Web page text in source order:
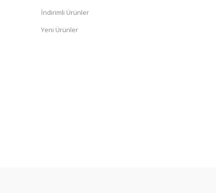
İndirimli Ürünler
Yeni Ürünler